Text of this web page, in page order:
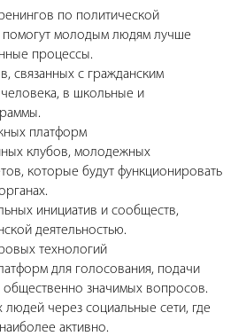
по политической
помогут молодым людям лучше
процессы.
связанных с гражданским
в школьные и
платформ
клубов, молодежных
которые будут функционировать
инициатив и сообществ,
деятельностью.
технологий
для голосования, подачи
общественно значимых вопросов.
через социальные сети, где
активно.